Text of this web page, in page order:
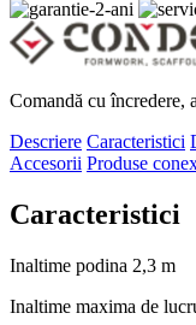
Comandă cu încredere,
Descriere Caracteristici
Accesorii Produse
Caracteristici
Inaltime podina 2,3 m
Inaltime maxima de